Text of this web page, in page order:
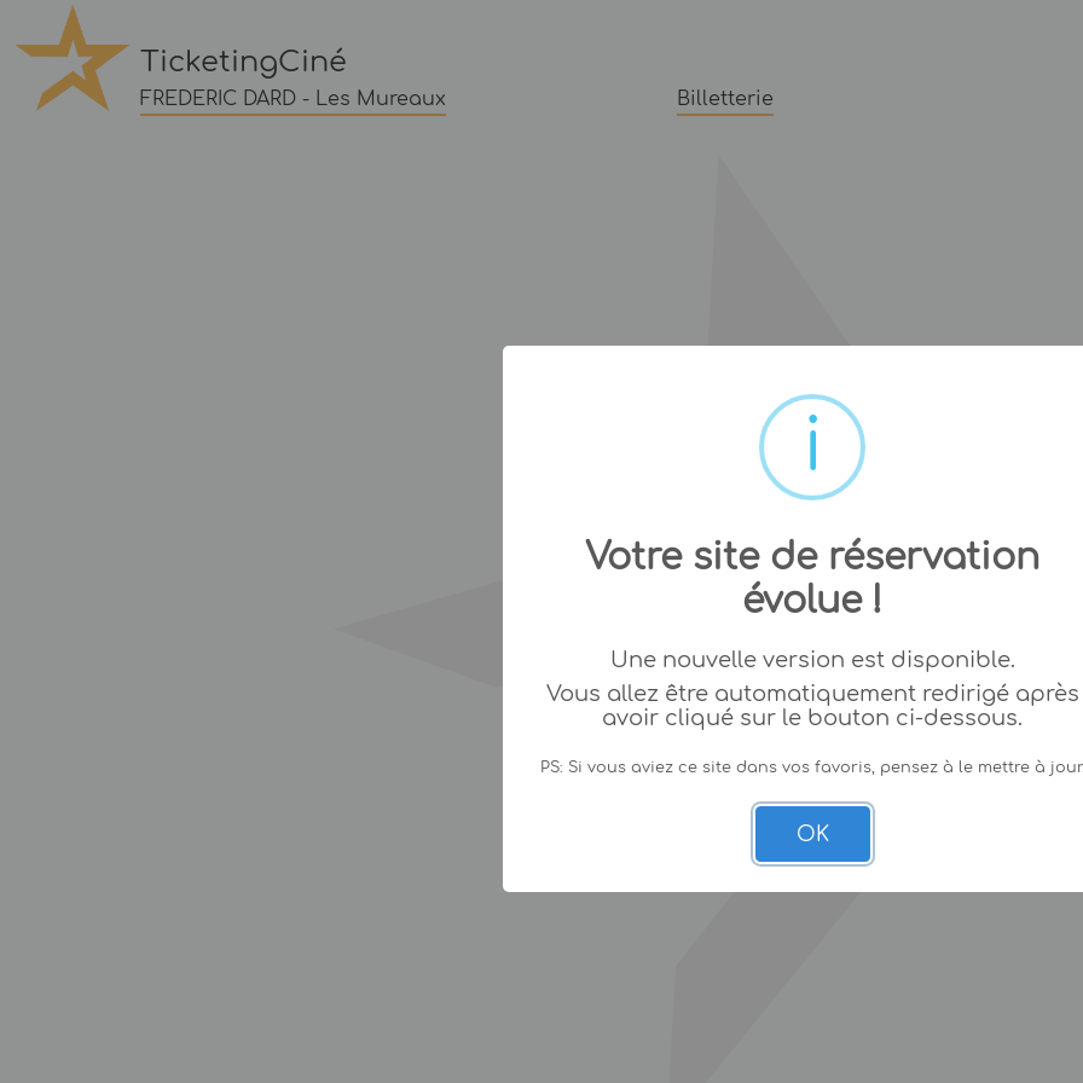
TicketingCiné
FREDERIC DARD - Les Mureaux Billetterie
Votre site de réservation
évolue !
Une nouvelle version est disponible.
Vous allez être automatiquement redirigé après
avoir cliqué sur le bouton ci-dessous.
PS: Si vous aviez ce site dans vos favoris, pensez à le mettre à
OK